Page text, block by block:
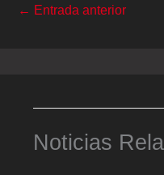
← Entrada anterior
Noticias